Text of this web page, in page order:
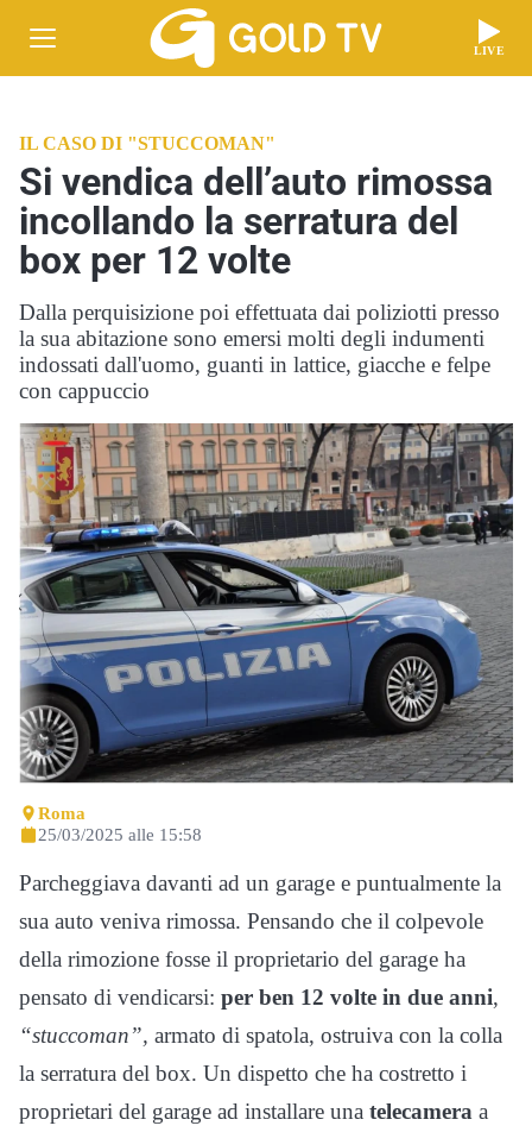
LIVE
IL CASO DI "STUCCOMAN"
Si vendica dell’auto rimossa
incollando la serratura del
box per 12 volte
Dalla perquisizione poi effettuata dai poliziotti presso
la sua abitazione sono emersi molti degli indumenti
indossati dall'uomo, guanti in lattice, giacche e felpe
con cappuccio
Roma
25/03/2025 alle 15:58
Parcheggiava davanti ad un garage e puntualmente la
sua auto veniva rimossa. Pensando che il colpevole
della rimozione fosse il proprietario del garage ha
pensato di vendicarsi: per ben 12 volte in due anni,
“stuccoman”, armato di spatola, ostruiva con la colla
la serratura del box. Un dispetto che ha costretto i
proprietari del garage ad installare una telecamera a